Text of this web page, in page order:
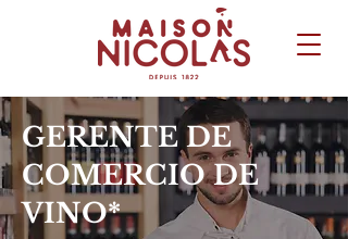
GERENTE DE
COMERCIO DE
VINO*